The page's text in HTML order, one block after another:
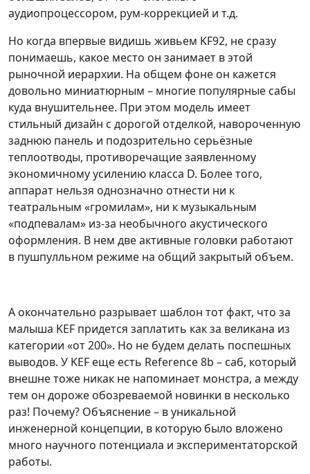
аудиопроцессором, рум-коррекцией и т.д.
Но когда впервые видишь живьем KF92, не сразу
понимаешь, какое место он занимает в этой
рыночной иерархии. На общем фоне он кажется
довольно миниатюрным – многие популярные сабы
куда внушительнее. При этом модель имеет
стильный дизайн с дорогой отделкой, навороченную
заднюю панель и подозрительно серьёзные
теплоотводы, противоречащие заявленному
экономичному усилению класса D. Более того,
аппарат нельзя однозначно отнести ни к
театральным «громилам», ни к музыкальным
«подпевалам» из-за необычного акустического
оформления. В нем две активные головки работают
в пушпулльном режиме на общий закрытый объем.
А окончательно разрывает шаблон тот факт, что за
малыша KEF придется заплатить как за великана из
категории «от 200». Но не будем делать поспешных
выводов. У KEF еще есть Reference 8b – саб, который
внешне тоже никак не напоминает монстра, а между
тем он дороже обозреваемой новинки в несколько
раз! Почему? Объяснение – в уникальной
инженерной концепции, в которую было вложено
много научного потенциала и экспериментаторской
работы.